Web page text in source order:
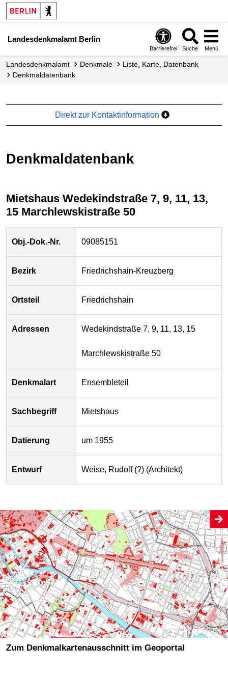
Landesdenkmalamt Berlin
Barrierefrei Suche Menü
Landesdenkmalamt Denkmale
Liste, Karte, Datenbank
Denkmal­datenbank
Direkt zur Kontaktinformation
Denkmaldatenbank
Mietshaus Wedekindstraße 7, 9, 11, 13,
15 Marchlewskistraße 50
Obj.-Dok.-Nr. 09085151
Bezirk Friedrichshain-Kreuzberg
Ortsteil Friedrichshain
Adressen Wedekindstraße 7, 9, 11, 13, 15
Marchlewskistraße 50
Denkmalart Ensembleteil
Sachbegriff Mietshaus
Datierung um 1955
Entwurf Weise, Rudolf (?) (Architekt)
Zum Denkmalkartenausschnitt im Geoportal